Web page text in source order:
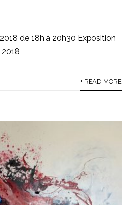
de 18h à 20h30 Exposition
+ READ MORE